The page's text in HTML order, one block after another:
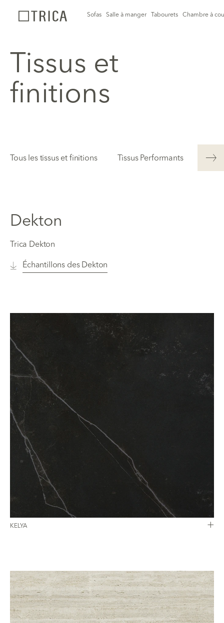
Sofas Salle à manger Tabourets Chambre à
Tissus et
finitions
Tous les tissus et finitions Tissus Performants Tissus
Dekton
Trica Dekton
Échantillons des Dekton
KELYA